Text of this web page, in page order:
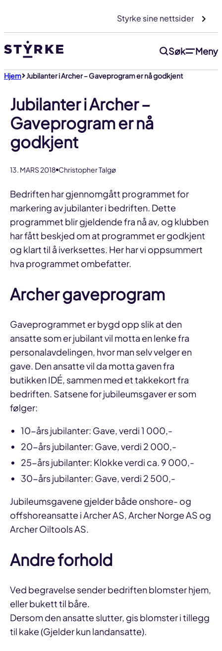
innhold
Styrke sine nettsider
Søk Meny
Hjem Jubilanter i Archer – Gaveprogram er nå godkjent
Jubilanter i Archer –
Gaveprogram er nå
godkjent
13. MARS 2018 Christopher Talgø
Bedriften har gjennomgått programmet for
markering av jubilanter i bedriften. Dette
programmet blir gjeldende fra nå av, og klubben
har fått beskjed om at programmet er godkjent
og klart til å iverksettes. Her har vi oppsummert
hva programmet ombefatter.
Archer gaveprogram
Gaveprogrammet er bygd opp slik at den
ansatte som er jubilant vil motta en lenke fra
personalavdelingen, hvor man selv velger en
gave. Den ansatte vil da motta gaven fra
butikken IDÉ, sammen med et takkekort fra
bedriften. Satsene for jubileumsgaver er som
følger:
10-års jubilanter: Gave, verdi 1 000,-
20-års jubilanter: Gave, verdi 2 000,-
25-års jubilanter: Klokke verdi ca. 9 000,-
30-års jubilanter: Gave, verdi 2 500,-
Jubileumsgavene gjelder både onshore- og
offshoreansatte i Archer AS, Archer Norge AS og
Archer Oiltools AS.
Andre forhold
Ved begravelse sender bedriften blomster hjem,
eller bukett til båre.
Dersom den ansatte slutter, gis blomster i tillegg
til kake (Gjelder kun landansatte).